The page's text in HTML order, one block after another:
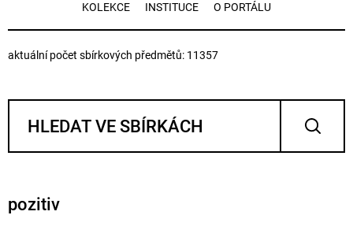
KOLEKCE INSTITUCE O PORTÁLU
aktuální počet sbírkových předmětů: 11357
pozitiv